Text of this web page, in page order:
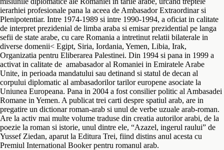
ierarhiei profesionale pana la aceea de Ambasador Extraordinar si
Plenipotentiar. Intre 1974-1989 si intre 1990-1994, a oficiat in calitate
de interpret prezidenial de limba araba si emisar prezidential pe langa
sefii de state arabe, cu care Romania a intretinut relatii bilaterale in
diverse domenii< Egipt, Siria, Iordania, Yemen, Libia, Irak,
Organizatia pentru Eliberarea Palestinei. Din 1994 si pana in 1999 a
activat in calitate de amabasador al Romaniei in Emiratele Arabe
Unite, in perioada mandatului sau detinand si statul de decan al
corpului diplomatic al ambasadorilor tarilor europene asociate la
Uniunea Europeana. Pana in 2004 a fost consilier politic al Ambasadei
Romane in Yemen. A publicat trei carti despre spatiul arab, are in
pregatire un dictionar roman-arab si unul de verbe uzuale arab-roman.
Are la activ mai multe volume traduse din creatia autorilor arabi, de la
poezie la roman si istorie, unul dintre ele, “Azazel, ingerul raului” de
Yussef Ziedan, aparut la Editura Trei, fiind distins anul acesta cu
Premiul International Booker pentru romanul arab.